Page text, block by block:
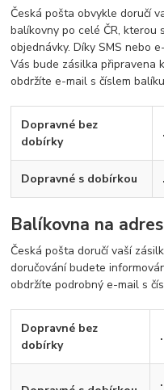
Česká pošta obvykle doručí
balíkovny po celé ČR, kterou
objednávky. Díky SMS nebo
Vás bude zásilka připravena
obdržíte e-mail s číslem
Dopravné bez
dobírky
Dopravné s dobírkou
Balíkovna na
Česká pošta doručí vaší
doručování budete
obdržíte podrobný e-mail s
Dopravné bez
dobírky